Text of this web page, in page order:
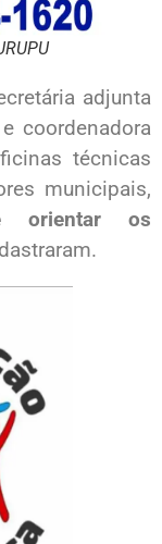
adjunta
coordenadora
técnicas
municipais,
orientar os